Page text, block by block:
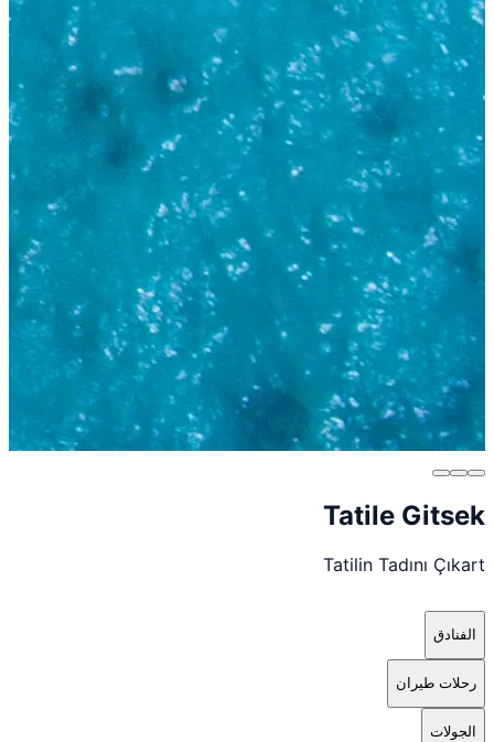
Tatile Gitsek
Tatilin Tadını Çıkart
الفنادق
رحلات طيران
الجولات